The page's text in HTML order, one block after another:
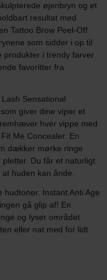
øjenbryn og et
resultat med
Tattoo Brow Peel-Off
som sidder i op til
produkter i trendy farver
favoritter fra
Sensational
giver dine viper et
hver vippe med
Me Concealer. En
dækker mørke ringe
Du får et naturligt
huden kan ånde.
Instant Anti Age
gå glip af! En
og lyser området
eller nat med for lidt